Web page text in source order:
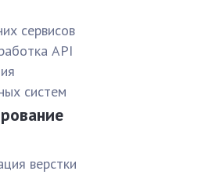
сервисов
API
систем
верстки